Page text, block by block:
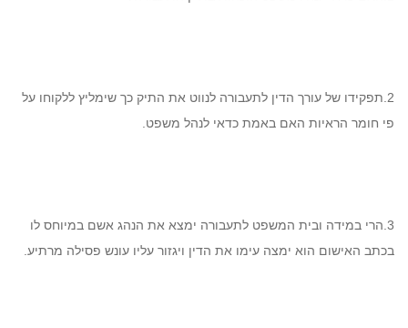
2.תפקידו של עורך הדין לתעבורה לנווט את התיק כך שימליץ ללקוחו על
פי חומר הראיות האם באמת כדאי לנהל משפט.
3.הרי במידה ובית המשפט לתעבורה ימצא את הנהג אשם במיוחס לו
בכתב האישום הוא ימצה עימו את הדין ויגזור עליו עונש פסילה מרתיע.